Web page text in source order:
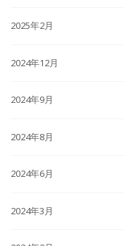
2025年2月
2024年12月
2024年9月
2024年8月
2024年6月
2024年3月